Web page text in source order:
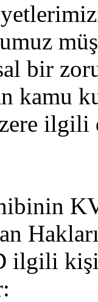
bir
kamu